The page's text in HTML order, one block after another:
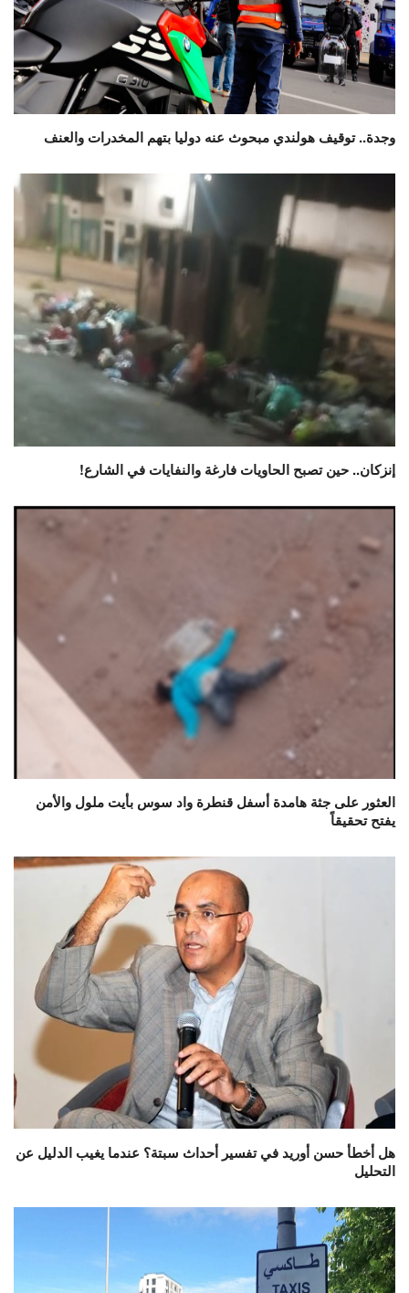
وجدة.. توقيف هولندي مبحوث عنه دوليا بتهم المخدرات والعنف
إنزكان.. حين تصبح الحاويات فارغة والنفايات في الشارع!
العثور على جثة هامدة أسفل قنطرة واد سوس بأيت ملول والأمن
يفتح تحقيقاً
هل أخطأ حسن أوريد في تفسير أحداث سبتة؟ عندما يغيب الدليل عن
التحليل